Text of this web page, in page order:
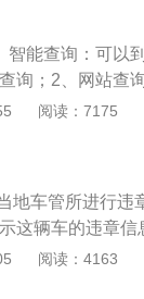
通违章：打电话
打查询情况，
交警队查询交通
你列出所有违章
询系统，只要
录，只是提示已
智能查询：可以
询；2、网站查
如果公司的公车
交通局的声讯
阅读：7175
地车管所进行违
这辆车的违章
使用汽油、柴油
阅读：4163